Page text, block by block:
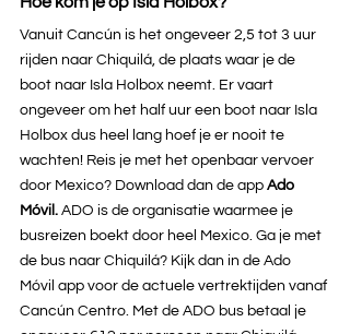
Vanuit Cancún is het ongeveer 2,5 tot 3 uur
rijden naar Chiquilá, de plaats waar je de
boot naar Isla Holbox neemt. Er vaart
ongeveer om het half uur een boot naar Isla
Holbox dus heel lang hoef je er nooit te
wachten! Reis je met het openbaar vervoer
door Mexico? Download dan de app Ado
Móvil. ADO is de organisatie waarmee je
busreizen boekt door heel Mexico. Ga je met
de bus naar Chiquilá? Kijk dan in de Ado
Móvil app voor de actuele vertrektijden vanaf
Cancún Centro. Met de ADO bus betaal je